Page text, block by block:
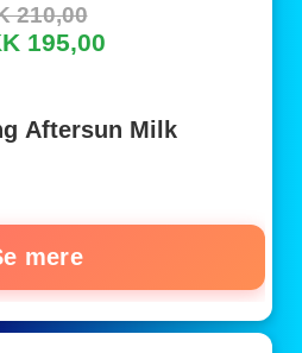
210,00
195,00
Aftersun Milk
mere